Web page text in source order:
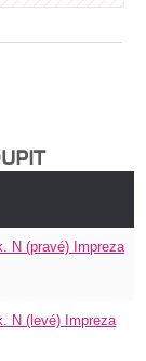
N (pravé) Impreza
N (levé) Impreza